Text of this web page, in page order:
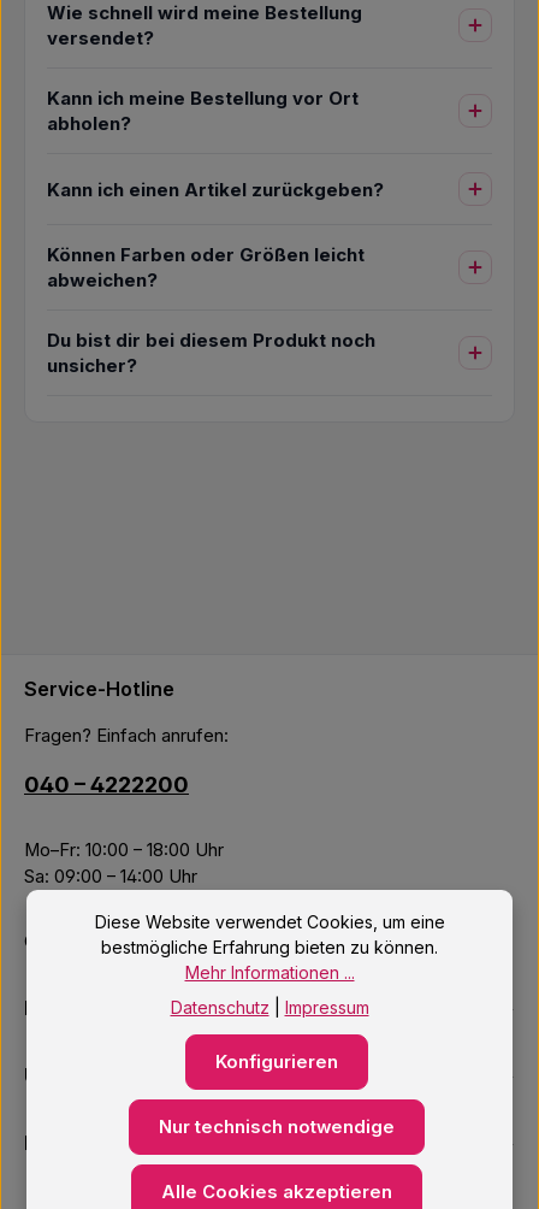
Wie schnell wird meine Bestellung
versendet?
Kann ich meine Bestellung vor Ort
abholen?
Kann ich einen Artikel zurückgeben?
Können Farben oder Größen leicht
abweichen?
Du bist dir bei diesem Produkt noch
unsicher?
Service-Hotline
Fragen? Einfach anrufen:
040 – 4222200
Mo–Fr: 10:00 – 18:00 Uhr
Sa: 09:00 – 14:00 Uhr
Oder über unserKontaktformular .
Informationen
Unsere Services
Newsletter
Diese Website verwendet Cookies, um eine
bestmögliche Erfahrung bieten zu können.
Mehr Informationen ...
Datenschutz
Impressum
Nur technisch notwendige
Konfigurieren
Alle Cookies akzeptieren